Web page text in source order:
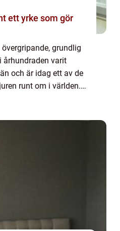
grundlig
århundraden varit
och är idag ett av de
runt om i världen.